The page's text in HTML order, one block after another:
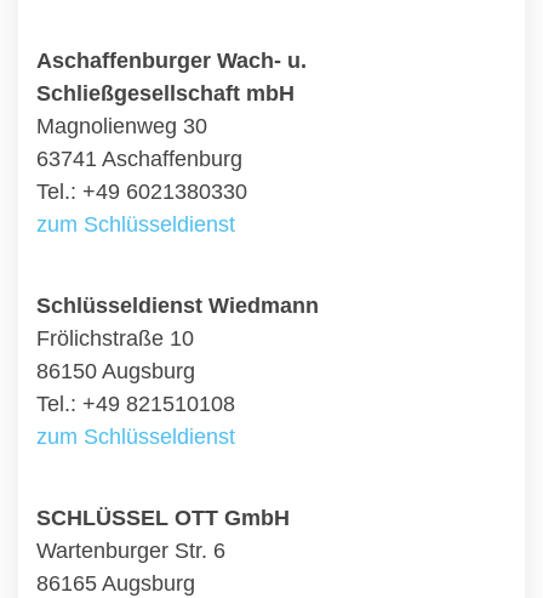
Aschaffenburger Wach- u.
Schließgesellschaft mbH
Magnolienweg 30
63741 Aschaffenburg
Tel.: +49 6021380330
zum Schlüsseldienst
Schlüsseldienst Wiedmann
Frölichstraße 10
86150 Augsburg
Tel.: +49 821510108
zum Schlüsseldienst
SCHLÜSSEL OTT GmbH
Wartenburger Str. 6
86165 Augsburg